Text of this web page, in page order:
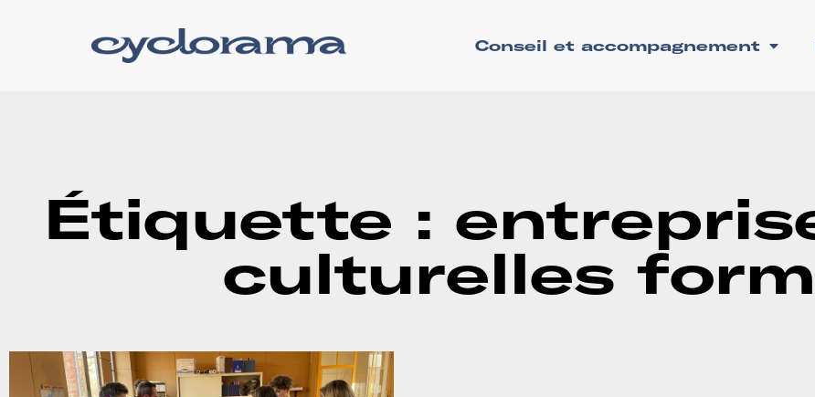
Conseil et accompagnement
Étiquette :
culturelles